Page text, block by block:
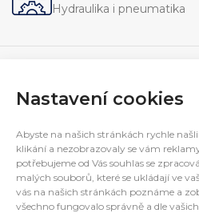
Nastavení cookies
Abyste na našich stránkách rychle
klikání a nezobrazovaly se vám
potřebujeme od Vás souhlas se
malých souborů, které se ukládají ve
vás na našich stránkách poznáme a
všechno fungovalo správně a dle
Hydraulika i pneumatika
Specializujeme se na
agregáty a technická řešení na
E-mail: interfluid@interfluid.com
Telefon:(+420) 595 953 879
Mobil: (+420) 606 782 769